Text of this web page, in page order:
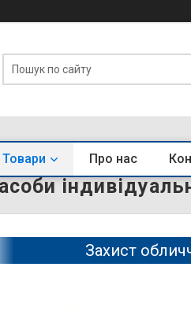
Товари Про нас
Захист